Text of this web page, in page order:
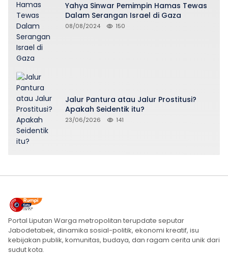
Yahya Sinwar Pemimpin Hamas Tewas
Dalam Serangan Israel di Gaza
08/08/2024 150
Jalur Pantura atau Jalur Prostitusi?
Apakah Seidentik itu?
23/06/2026 141
Portal Liputan Warga metropolitan terupdate seputar
Jabodetabek, dinamika sosial-politik, ekonomi kreatif, isu
kebijakan publik, komunitas, budaya, dan ragam cerita unik dari
sudut kota.